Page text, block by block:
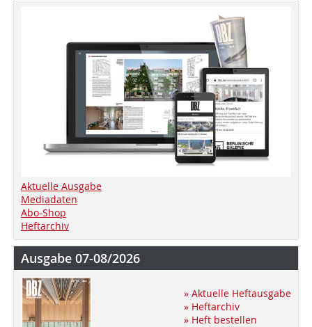
Aktuelle Ausgabe
Mediadaten
Abo-Shop
Heftarchiv
Ausgabe 07-08/2026
» Aktuelle Heftausgabe
» Heftarchiv
» Heft bestellen